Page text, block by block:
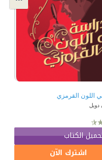
اللون القرمزي
دويل
الكتاب
اشترك الآن